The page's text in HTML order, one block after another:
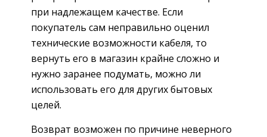
при надлежащем качестве. Если
покупатель сам неправильно оценил
технические возможности кабеля, то
вернуть его в магазин крайне сложно и
нужно заранее подумать, можно ли
использовать его для других бытовых
целей.
Возврат возможен по причине неверного